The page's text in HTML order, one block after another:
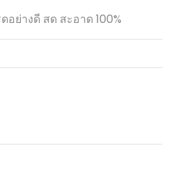
ย่างดี สด สะอาด 100%